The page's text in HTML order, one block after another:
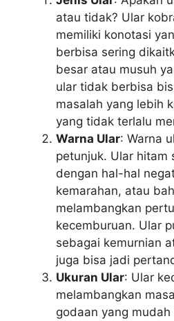
atau tidak? Ular
memiliki konotasi
berbisa sering
besar atau musuh
ular tidak berbisa
masalah yang lebih
yang tidak terlalu
Warna Ular: Warna
petunjuk. Ular hitam
dengan hal-hal
kemarahan, atau
melambangkan
kecemburuan. Ular
sebagai kemurnian
juga bisa jadi
Ukuran Ular: Ular
melambangkan
godaan yang